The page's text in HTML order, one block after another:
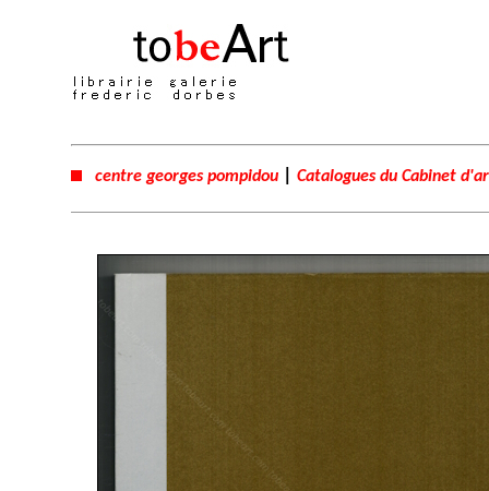
centre georges pompidou Catalogues du Cabinet